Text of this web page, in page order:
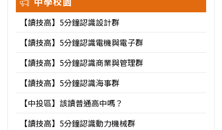
【讀技高】5分鐘認識設計群
【讀技高】5分鐘認識電機與電子群
【讀技高】5分鐘認識商業與管理群
【讀技高】5分鐘認識海事群
【中投區】該讀普通高中嗎？
【讀技高】5分鐘認識動力機械群